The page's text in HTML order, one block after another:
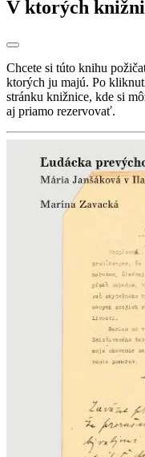
V ktorých
Chcete si túto knihu
ktorých ju majú. Po
stránku knižnice, kde si
aj priamo rezervovať.